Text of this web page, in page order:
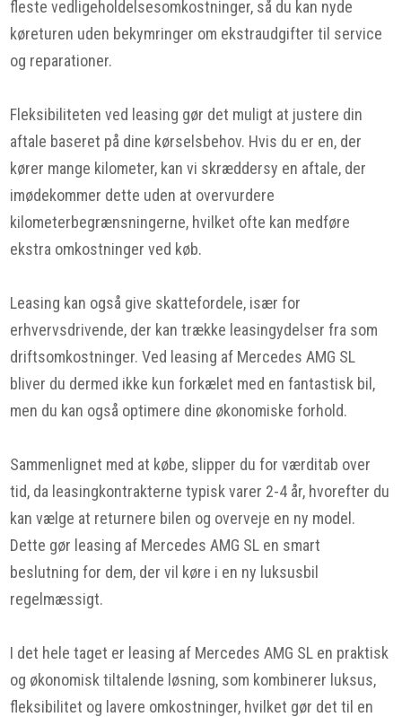
fleste vedligeholdelsesomkostninger, så du kan nyde
køreturen uden bekymringer om ekstraudgifter til service
og reparationer.
Fleksibiliteten ved leasing gør det muligt at justere din
aftale baseret på dine kørselsbehov. Hvis du er en, der
kører mange kilometer, kan vi skræddersy en aftale, der
imødekommer dette uden at overvurdere
kilometerbegrænsningerne, hvilket ofte kan medføre
ekstra omkostninger ved køb.
Leasing kan også give skattefordele, især for
erhvervsdrivende, der kan trække leasingydelser fra som
driftsomkostninger. Ved leasing af Mercedes AMG SL
bliver du dermed ikke kun forkælet med en fantastisk bil,
men du kan også optimere dine økonomiske forhold.
Sammenlignet med at købe, slipper du for værditab over
tid, da leasingkontrakterne typisk varer 2-4 år, hvorefter du
kan vælge at returnere bilen og overveje en ny model.
Dette gør leasing af Mercedes AMG SL en smart
beslutning for dem, der vil køre i en ny luksusbil
regelmæssigt.
I det hele taget er leasing af Mercedes AMG SL en praktisk
og økonomisk tiltalende løsning, som kombinerer luksus,
fleksibilitet og lavere omkostninger, hvilket gør det til en